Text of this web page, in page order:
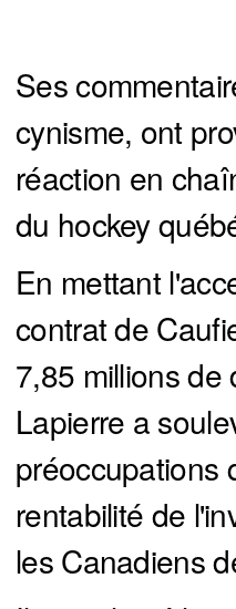
Ses
cynisme, ont
réaction en
du hockey
En mettant
contrat de
7,85 millions de
Lapierre a
préoccupations
rentabilité de
les Canadiens